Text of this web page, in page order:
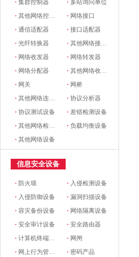
·集群控制器 · 多站询问单位
·其他网络控制设备 · 网络接口
·通信适配器 ·接口适配器
·光纤转换器 ·其他网络接口和适配器
· 网络收发器 · 网络转发器
· 网络分配器 ·其他网络收发设备
· 网关 · 网桥
·其他网络连接设备 ·协议分析器
·协议测试设备 · 差错检测设备
·其他网络检测设备 ·负载均衡设备
·其他网络设备
信息安全设备
· 防火墙 · 入侵检测设备
· 入侵防御设备 ·漏洞扫描设备
·容灾备份设备 · 网络隔离设备
·安全审计设备 ·安全路由器
·计算机终端安全设备 · 网闸
· 网上行为管理设备 ·密码产品